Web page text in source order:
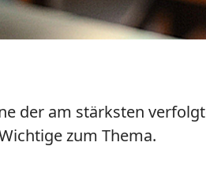
der am stärksten
zum Thema.